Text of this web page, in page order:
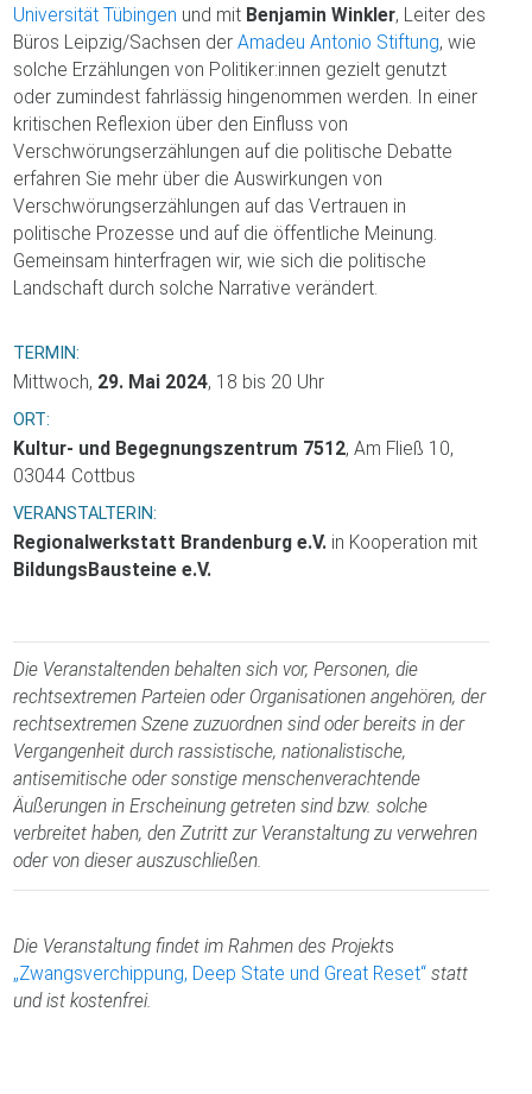
Universität Tübingen und mit Benjamin Winkler, Leiter des
Büros Leipzig/Sachsen derAmadeu Antonio Stiftung, wie
solche Erzählungen von Politiker:innen gezielt genutzt
oder zumindest fahrlässig hingenommen werden. In einer
kritischen Reflexion über den Einfluss von
Verschwörungserzählungen auf die politische Debatte
erfahren Sie mehr über die Auswirkungen von
Verschwörungserzählungen auf das Vertrauen in
politische Prozesse und auf die öffentliche Meinung.
Gemeinsam hinterfragen wir, wie sich die politische
Landschaft durch solche Narrative verändert.
TERMIN:
Mittwoch, 29. Mai 2024, 18 bis 20 Uhr
ORT:
Kultur- und Begegnungszentrum 7512, Am Fließ 10,
03044 Cottbus
VERANSTALTERIN:
Regionalwerkstatt Brandenburg e.V. in Kooperation mit
BildungsBausteine e.V.
Die Veranstaltenden behalten sich vor, Personen, die
rechtsextremen Parteien oder Organisationen angehören, der
rechtsextremen Szene zuzuordnen sind oder bereits in der
Vergangenheit durch rassistische, nationalistische,
antisemitische oder sonstige menschenverachtende
Äußerungen in Erscheinung getreten sind bzw. solche
verbreitet haben, den Zutritt zur Veranstaltung zu verwehren
oder von dieser auszuschließen.
Die Veranstaltung findet im Rahmen des Projekts
„Zwangsverchippung, Deep State und Great Reset“ statt
und ist kostenfrei.